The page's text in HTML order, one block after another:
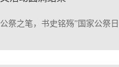
祭之笔，书史铭殇”国家公祭